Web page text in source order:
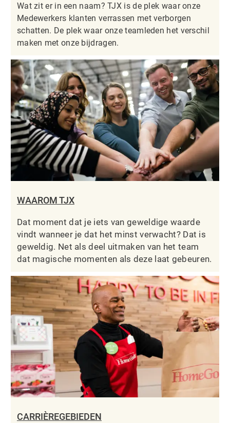
Wat zit er in een naam? TJX is de plek waar onze
Medewerkers klanten verrassen met verborgen
schatten. De plek waar onze teamleden het verschil
maken met onze bijdragen.
WAAROM TJX
Dat moment dat je iets van geweldige waarde
vindt wanneer je dat het minst verwacht? Dat is
geweldig. Net als deel uitmaken van het team
dat magische momenten als deze laat gebeuren.
CARRIÈREGEBIEDEN